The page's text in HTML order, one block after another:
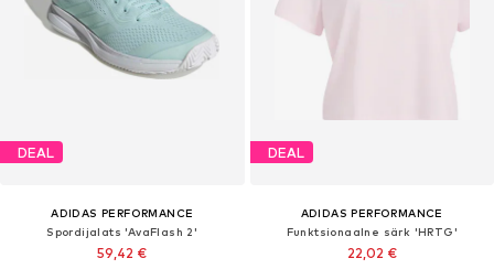
DEAL
ADIDAS PERFORMANCE
Spordijalats 'AvaFlash 2'
59,42 €
DEAL
ADIDAS PERFORMANCE
Funktsionaalne särk 'HRTG'
22,02 €